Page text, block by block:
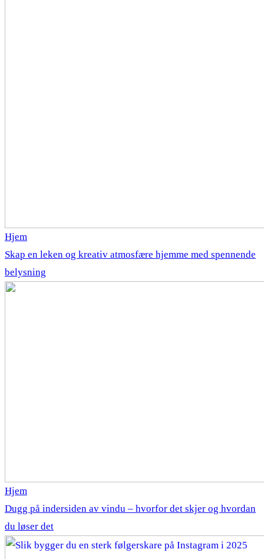
Hjem
Skap en leken og kreativ atmosfære hjemme med spennende
belysning
Hjem
Dugg på indersiden av vindu – hvorfor det skjer og hvordan
du løser det